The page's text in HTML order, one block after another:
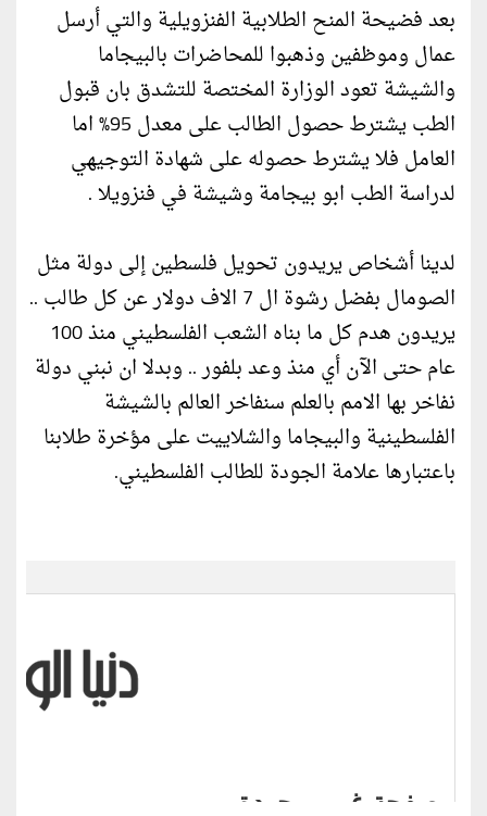
بعد فضيحة المنح الطلابية الفنزويلية والتي أرسل
عمال وموظفين وذهبوا للمحاضرات بالبيجاما
والشيشة تعود الوزارة المختصة للتشدق بان قبول
الطب يشترط حصول الطالب على معدل 95% اما
العامل فلا يشترط حصوله على شهادة التوجيهي
لدراسة الطب ابو بيجامة وشيشة في فنزويلا .
لدينا أشخاص يريدون تحويل فلسطين إلى دولة مثل
الصومال بفضل رشوة ال 7 الاف دولار عن كل طالب ..
يريدون هدم كل ما بناه الشعب الفلسطيني منذ 100
عام حتى الآن أي منذ وعد بلفور .. وبدلا ان نبني دولة
نفاخر بها الامم بالعلم سنفاخر العالم بالشيشة
الفلسطينية والبيجاما والشلاييت على مؤخرة طلابنا
باعتبارها علامة الجودة للطالب الفلسطيني.